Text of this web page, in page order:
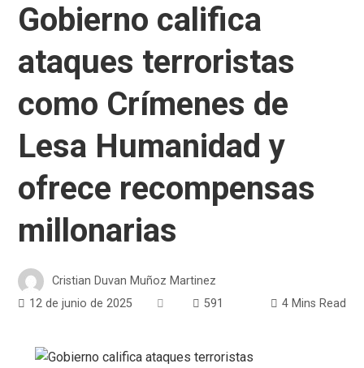
Gobierno califica
ataques terroristas
como Crímenes de
Lesa Humanidad y
ofrece recompensas
millonarias
Cristian Duvan Muñoz Martinez
12 de junio de 2025
591 4 Mins Read